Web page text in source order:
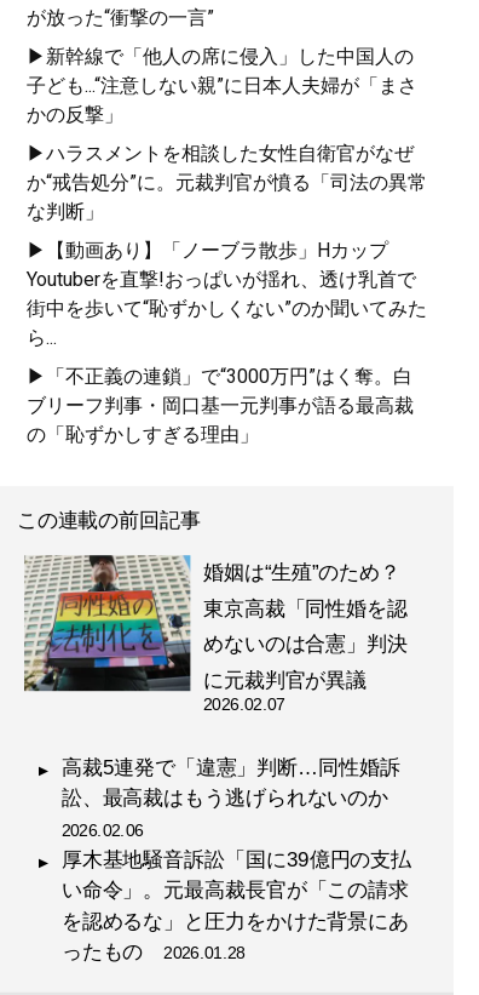
が放った“衝撃の一言”
▶新幹線で「他人の席に侵入」した中国人の
子ども...“注意しない親”に日本人夫婦が「まさ
かの反撃」
▶ハラスメントを相談した女性自衛官がなぜ
か“戒告処分”に。元裁判官が憤る「司法の異常
な判断」
▶【動画あり】「ノーブラ散歩」Hカップ
Youtuberを直撃!おっぱいが揺れ、透け乳首で
街中を歩いて“恥ずかしくない”のか聞いてみた
ら...
▶「不正義の連鎖」で“3000万円”はく奪。白
ブリーフ判事・岡口基一元判事が語る最高裁
の「恥ずかしすぎる理由」
この連載の前回記事
婚姻は“生殖”のため？
東京高裁「同性婚を認
めないのは合憲」判決
に元裁判官が異議
2026.02.07
高裁5連発で「違憲」判断…同性婚訴
訟、最高裁はもう逃げられないのか
2026.02.06
厚木基地騒音訴訟「国に39億円の支払
い命令」。元最高裁長官が「この請求
を認めるな」と圧力をかけた背景にあ
ったもの 2026.01.28